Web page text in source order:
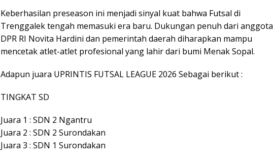
​Keberhasilan preseason ini menjadi sinyal kuat bahwa Futsal di
Trenggalek tengah memasuki era baru. Dukungan penuh dari anggota
DPR RI Novita Hardini dan pemerintah daerah diharapkan mampu
mencetak atlet-atlet profesional yang lahir dari bumi Menak Sopal.
Adapun juara UPRINTIS FUTSAL LEAGUE 2026 Sebagai berikut :
TINGKAT SD
Juara 1 : SDN 2 Ngantru
Juara 2 : SDN 2 Surondakan
Juara 3 : SDN 1 Surondakan